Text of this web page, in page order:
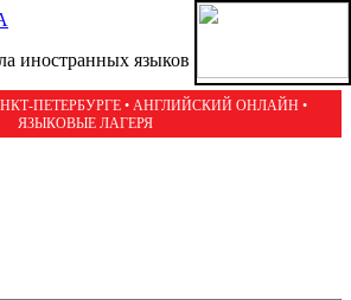
иностранных языков
ПЕТЕРБУРГЕ • АНГЛИЙСКИЙ ОНЛАЙН •
ЯЗЫКОВЫЕ ЛАГЕРЯ